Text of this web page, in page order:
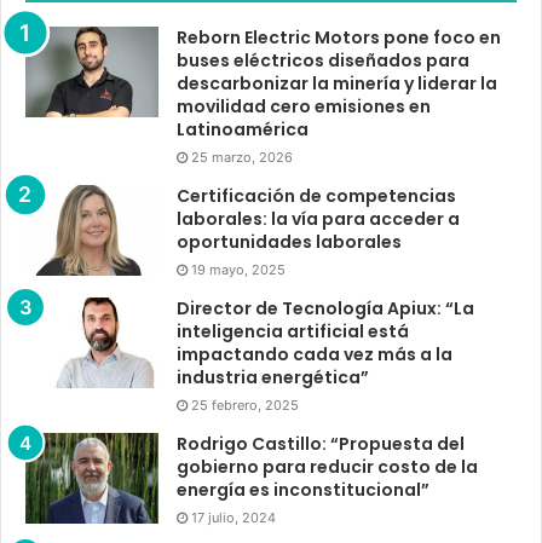
Reborn Electric Motors pone foco en
buses eléctricos diseñados para
descarbonizar la minería y liderar la
movilidad cero emisiones en
Latinoamérica
25 marzo, 2026
Certificación de competencias
laborales: la vía para acceder a
oportunidades laborales
19 mayo, 2025
Director de Tecnología Apiux: “La
inteligencia artificial está
impactando cada vez más a la
industria energética”
25 febrero, 2025
Rodrigo Castillo: “Propuesta del
gobierno para reducir costo de la
energía es inconstitucional”
17 julio, 2024